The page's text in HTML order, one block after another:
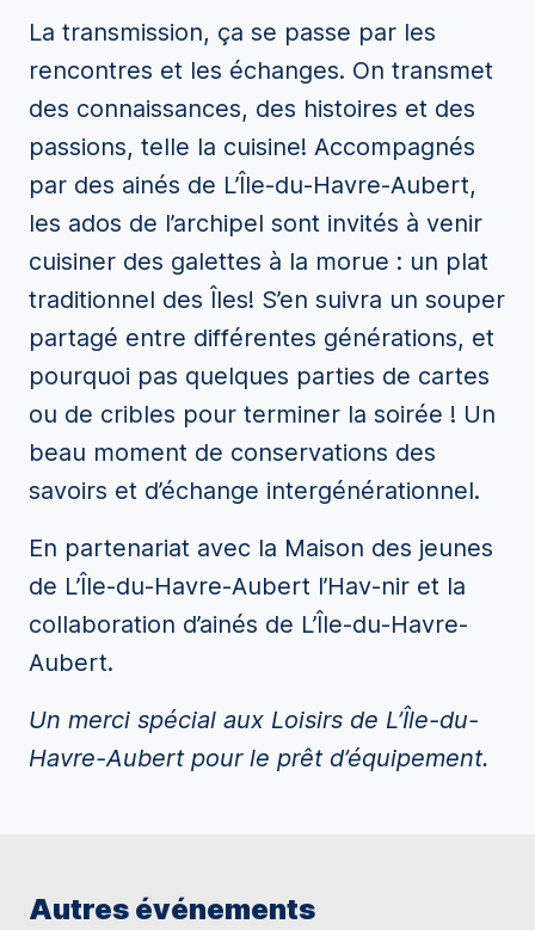
La transmission, ça se passe par les
rencontres et les échanges. On transmet
des connaissances, des histoires et des
passions, telle la cuisine! Accompagnés
par des ainés de L’Île-du-Havre-Aubert,
les ados de l’archipel sont invités à venir
cuisiner des galettes à la morue : un plat
traditionnel des Îles! S’en suivra un souper
partagé entre différentes générations, et
pourquoi pas quelques parties de cartes
ou de cribles pour terminer la soirée ! Un
beau moment de conservations des
savoirs et d’échange intergénérationnel.
En partenariat avec la Maison des jeunes
de L’Île-du-Havre-Aubert l’Hav-nir et la
collaboration d’ainés de L’Île-du-Havre-
Aubert.
Un merci spécial aux Loisirs de L’Île-du-
Havre-Aubert pour le prêt d’équipement.
Autres événements